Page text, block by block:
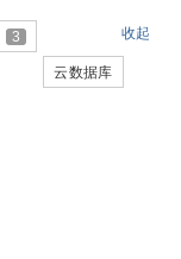
收起
3
云数据库